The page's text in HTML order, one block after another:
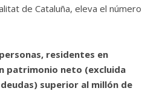
de Cataluña, eleva el número
residentes en
patrimonio neto (excluida
superior al millón de